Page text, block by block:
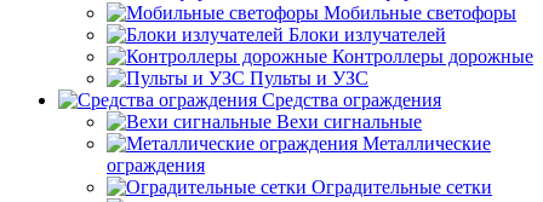
Мобильные светофоры
Блоки излучателей
Контроллеры дорожные
Пульты и УЗС
Средства ограждения
Вехи сигнальные
Металлические
ограждения
Оградительные сетки